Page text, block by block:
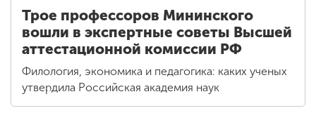
Трое профессоров Мининского
вошли в экспертные советы Высшей
аттестационной комиссии РФ
Филология, экономика и педагогика: каких ученых
утвердила Российская академия наук